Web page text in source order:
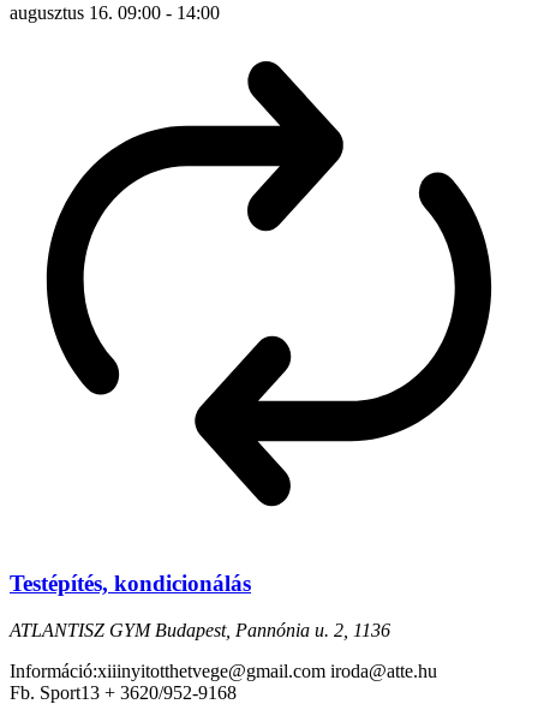
augusztus 16. 09:00 - 14:00
Testépítés, kondicionálás
ATLANTISZ GYM Budapest, Pannónia u. 2, 1136
Információ:xiiinyitotthetvege@gmail.com iroda@atte.hu
Fb. Sport13 + 3620/952-9168